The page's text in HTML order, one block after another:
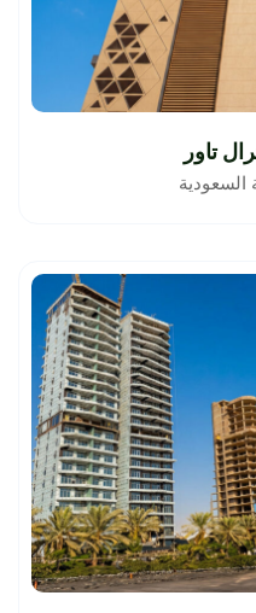
تاور
السعودية